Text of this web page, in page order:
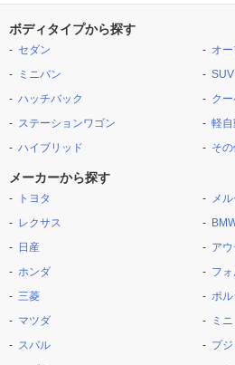
ボディタイプから探す
セダン
ミニバン
ハッチバック
ステーションワゴン
ハイブリッド
オ
ク
軽
そ
メーカーから探す
トヨタ
レクサス
日産
ホンダ
三菱
マツダ
スバル
メ
アウ
フ
ポル
ミニ
プ